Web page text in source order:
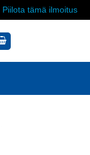
Piilota tämä ilmoitus